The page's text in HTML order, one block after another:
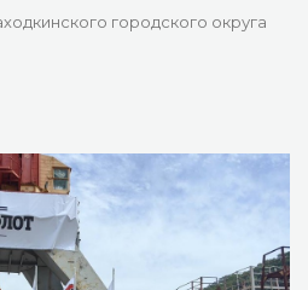
городского округа